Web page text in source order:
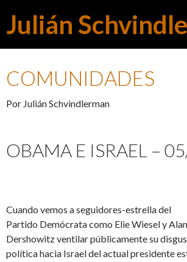
Buscar
COMUNIDADES
Por Julián Schvindlerman
OBAMA E ISRAEL –
Cuando vemos a seguidores-estrella del
Partido Demócrata como Elie Wiesel y Alan
Dershowitz ventilar públicamente su
política hacia Israel del actual presidente